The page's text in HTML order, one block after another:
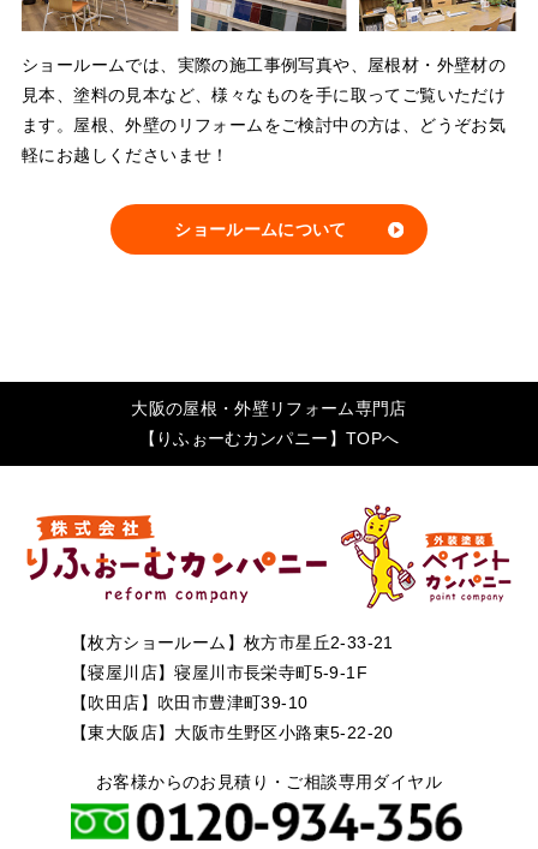
ショールームでは、実際の施工事例写真や、屋根材・外壁材の
見本、塗料の見本など、様々なものを手に取ってご覧いただけ
ます。屋根、外壁のリフォームをご検討中の方は、どうぞお気
軽にお越しくださいませ！
ショールームについて
大阪の屋根・外壁リフォーム専門店
【りふぉーむカンパニー】TOPへ
【枚方ショールーム】枚方市星丘2-33-21
【寝屋川店】寝屋川市長栄寺町5-9-1F
【吹田店】吹田市豊津町39-10
【東大阪店】大阪市生野区小路東5-22-20
お客様からのお見積り・ご相談専用ダイヤル